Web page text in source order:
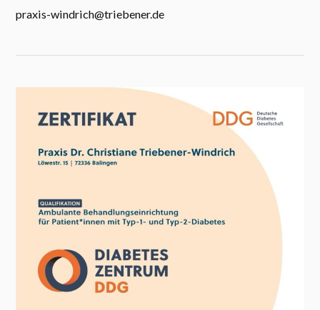
praxis-windrich@triebener.de